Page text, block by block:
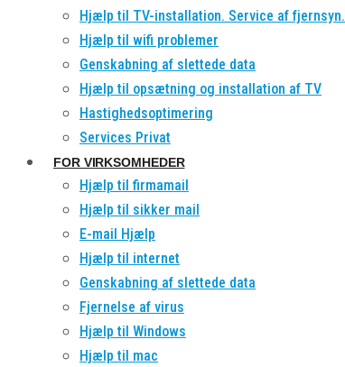
Hjælp til TV-installation. Service af fjernsyn.
Hjælp til wifi problemer
Genskabning af slettede data
Hjælp til opsætning og installation af TV
Hastighedsoptimering
Services Privat
FOR VIRKSOMHEDER
Hjælp til firmamail
Hjælp til sikker mail
E-mail Hjælp
Hjælp til internet
Genskabning af slettede data
Fjernelse af virus
Hjælp til Windows
Hjælp til mac